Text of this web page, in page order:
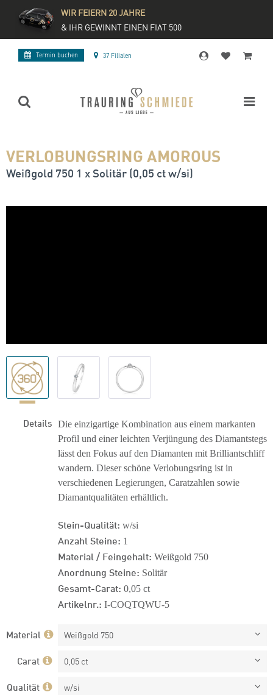
WIR FEIERN 20 JAHRE
& IHR GEWINNT EINEN FIAT 500
Termin buchen 37 Filialen
VERLOBUNGSRING AMOROUS
Weißgold 750 1 x Solitär (0,05 ct w/si)
Details Die einzigartige Kombination aus einem markanten
Profil und einer leichten Verjüngung des Diamantstegs
lässt den Fokus auf den Diamanten mit Brilliantschliff
wandern. Dieser schöne Verlobungsring ist in
verschiedenen Legierungen, Caratzahlen sowie
Diamantqualitäten erhältlich.
Stein-Qualität: w/si
Anzahl Steine: 1
Material / Feingehalt: Weißgold 750
Anordnung Steine: Solitär
Gesamt-Carat: 0,05 ct
Artikelnr.: I-COQTQWU-5
Material Weißgold 750
Carat 0,05 ct
Qualität w/si